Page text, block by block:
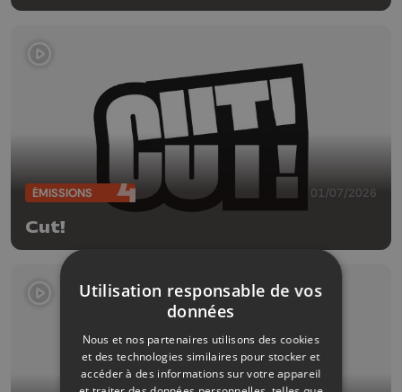
ÉMISSIONS 01/07/2026
Cut!
Utilisation responsable de vos
données
Nous et nos partenaires utilisons des cookies
et des technologies similaires pour stocker et
accéder à des informations sur votre appareil